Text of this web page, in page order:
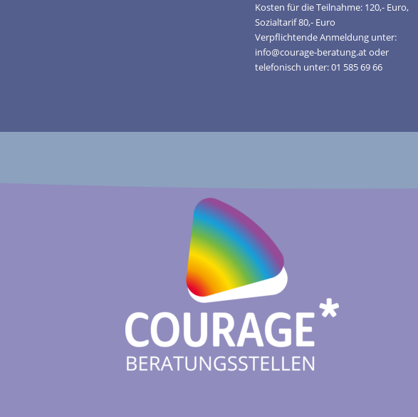
Kosten für die Teilnahme: 120,- Euro,
Sozialtarif 80,- Euro
Verpflichtende Anmeldung unter:
info@courage-beratung.at oder
telefonisch unter: 01 585 69 66